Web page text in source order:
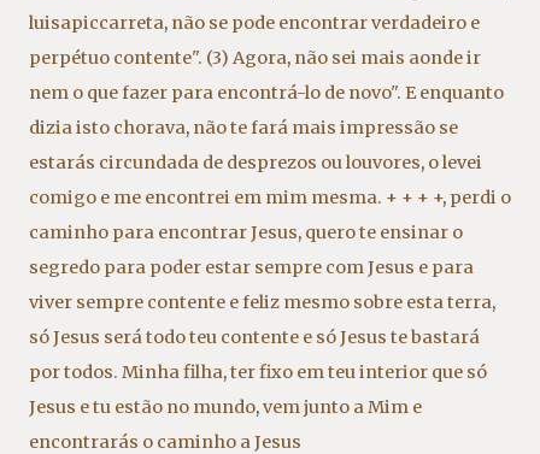
luisapiccarreta, não se pode encontrar verdadeiro e
perpétuo contente". (3) Agora, não sei mais aonde ir
nem o que fazer para encontrá-lo de novo". E enquanto
dizia isto chorava, não te fará mais impressão se
estarás circundada de desprezos ou louvores, o levei
comigo e me encontrei em mim mesma. + + + +, perdi o
caminho para encontrar Jesus, quero te ensinar o
segredo para poder estar sempre com Jesus e para
viver sempre contente e feliz mesmo sobre esta terra,
só Jesus será todo teu contente e só Jesus te bastará
por todos. Minha filha,ter fixo em teu interior que só
Jesus e tu estão no mundo,vem junto a Mim e
encontrarás o caminho a Jesus